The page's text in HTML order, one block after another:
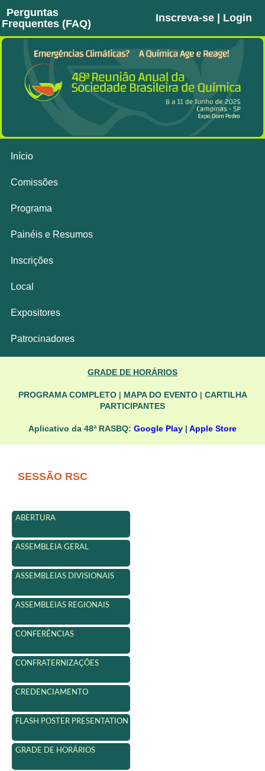
Perguntas
Frequentes (FAQ)
Inscreva-se | Login
Início
Comissões
Programa
Painéis e Resumos
Inscrições
Local
Expositores
Patrocinadores
GRADE DE HORÁRIOS
PROGRAMA COMPLETO| MAPA DO EVENTO| CARTILHA
PARTICIPANTES
Aplicativo da 48ª RASBQ: Google Play | Apple Store
SESSÃO RSC
ABERTURA
ASSEMBLEIA GERAL
ASSEMBLEIAS DIVISIONAIS
ASSEMBLEIAS REGIONAIS
CONFERÊNCIAS
CONFRATERNIZAÇÕES
CREDENCIAMENTO
FLASH POSTER PRESENTATION
GRADE DE HORÁRIOS